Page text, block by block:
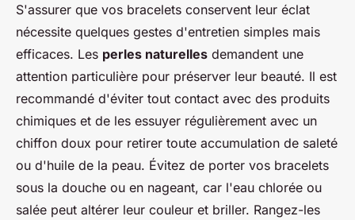
S'assurer que vos bracelets conservent leur éclat
nécessite quelques gestes d'entretien simples mais
efficaces. Les perles naturelles demandent une
attention particulière pour préserver leur beauté. Il est
recommandé d'éviter tout contact avec des produits
chimiques et de les essuyer régulièrement avec un
chiffon doux pour retirer toute accumulation de saleté
ou d'huile de la peau. Évitez de porter vos bracelets
sous la douche ou en nageant, car l'eau chlorée ou
salée peut altérer leur couleur et briller. Rangez-les